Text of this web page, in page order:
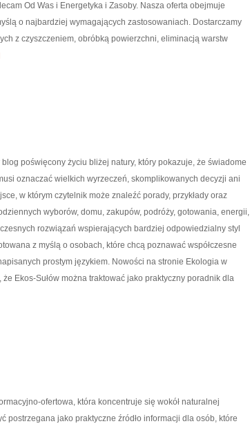
Od Was i Energetyka i Zasoby. Nasza oferta obejmuje
o najbardziej wymagających zastosowaniach. Dostarczamy
z czyszczeniem, obróbką powierzchni, eliminacją warstw
blog poświęcony życiu bliżej natury, który pokazuje, że świadome
oznaczać wielkich wyrzeczeń, skomplikowanych decyzji ani
w którym czytelnik może znaleźć porady, przykłady oraz
wyborów, domu, zakupów, podróży, gotowania, energii,
rozwiązań wspierających bardziej odpowiedzialny styl
z myślą o osobach, które chcą poznawać współczesne
prostym językiem. Nowości na stronie Ekologia w
Ekos-Sułów można traktować jako praktyczny poradnik dla
ofertowa, która koncentruje się wokół naturalnej
postrzegana jako praktyczne źródło informacji dla osób, które